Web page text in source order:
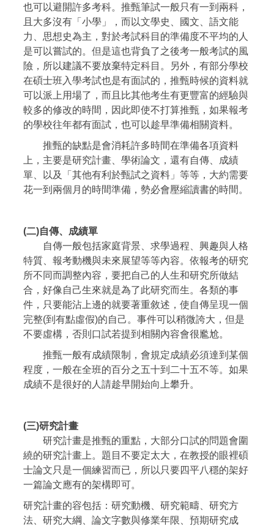
也可以避開許多考科。推甄筆試一般只有一到兩科，
且大多沒有「小學」，而以文學史、國文、語文能
力、思想史為主，對於考試科目的準備度不平均的人
是可以嘗試的。但是這也背負了之後考一般考試的風
險，所以建議不要放棄特定科目。另外，有部分學校
在碩士班入學考試也是有面試的，推甄時候的資料就
可以派上用場了，而且比其他考生有更豐富的經驗與
較多的修改的時間，因此即使不打算推甄，如果報考
的學校往年都有面試，也可以趁早準備相關資料。
推甄的缺點是會消耗許多時間在準備各項資料
上，主要是研究計畫、學術論文，還有自傳、成績
單、以及「其他有利於甄試之資料」等等，大約需要
花一到兩個月的時間準備，勢必會壓縮讀書的時間。
(二)自傳、成績單
自傳一般包括家庭背景、求學過程、興趣與人格
特質、報考動機與未來展望等等內容。依報考的研究
所不同而調整內容，要把自己的人生和研究所做結
合，好像自己生來就是為了此研究而生。各類的事
件，只要能沾上邊的就要著重敘述，使自傳呈現一個
完整(到有點虛假)的自己。事件可以稍微誇大，但是
不要虛構，否則口試若提到相關內容會很尷尬。
推甄一般有成績限制，會規定成績必須達到某個
程度，一般在全班的百分之五十到二十五不等。如果
成績不是很好的人請趁早開始向上攀升。
(三)研究計畫
研究計畫是推甄的重點，大部分口試的問題會圍
繞的研究計畫上。題目不要定太大，在教授的眼裡碩
士論文只是一個練習而已，所以只要四平八穩的架好
一篇論文應有的架構即可。
研究計畫的容包括：研究動機、研究範疇、研究方
法、研究大綱、論文字數與修業年限、預期研究成